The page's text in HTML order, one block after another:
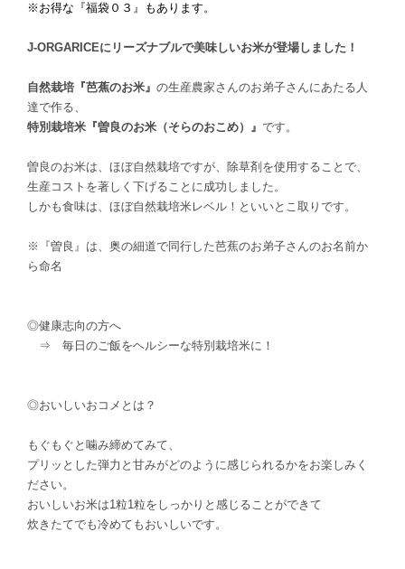
※お得な『福袋０３』もあります。
J-ORGARICEにリーズナブルで美味しいお米が登場しました！
自然栽培『芭蕉のお米』 の生産農家さんのお弟子さんにあたる人
達で作る、
特別栽培米『曽良のお米（そらのおこめ）』 です。
曽良のお米は、ほぼ自然栽培ですが、除草剤を使用することで、
生産コストを著しく下げることに成功しました。
しかも食味は、ほぼ自然栽培米レベル！といいとこ取りです。
※『曽良』は、奥の細道で同行した芭蕉のお弟子さんのお名前か
ら命名
◎健康志向の方へ
⇒ 毎日のご飯をヘルシーな特別栽培米に！
◎おいしいおコメとは？
もぐもぐと噛み締めてみて、
プリッとした弾力と甘みがどのように感じられるかをお楽しみく
ださい。
おいしいお米は1粒1粒をしっかりと感じることができて
炊きたてでも冷めてもおいしいです。